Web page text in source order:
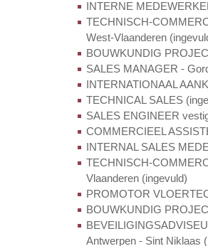
INTERNE
TECHNISCH-
West-Vlaanderen
BOUWKUNDIG
SALES MANAGER -
INTERNATIONAAL
TECHNICAL SALES
SALES ENGINEER
COMMERCIEEL
INTERNAL SALES
TECHNISCH-
Vlaanderen (ingevuld)
PROMOTOR
BOUWKUNDIG
Antwerpen - Sint Niklaas